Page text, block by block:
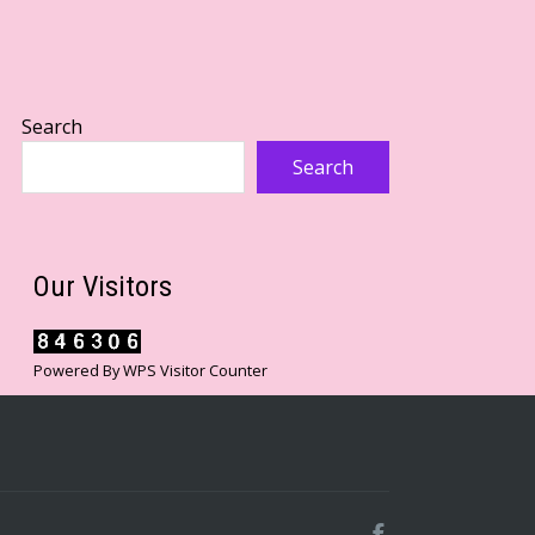
Search
Search
Our Visitors
Powered ByWPS Visitor Counter